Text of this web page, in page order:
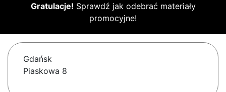
Gratulacje! Sprawdź jak odebrać materiały
promocyjne!
Gdańsk
Piaskowa 8